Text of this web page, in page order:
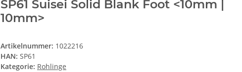
SP61 Suisei Solid Blank Foot <10mm |
10mm>
Artikelnummer: 1022216
HAN: SP61
Kategorie: Rohlinge